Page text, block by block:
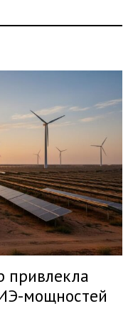
привлекла
мощностей